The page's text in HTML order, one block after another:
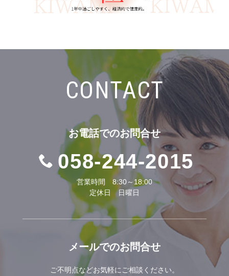
CONTACT
お電話でのお問合せ
058-244-2015
営業時間 8:30～18:00
定休日 日曜日
メールでのお問合せ
ご不明点などお気軽にご相談ください。